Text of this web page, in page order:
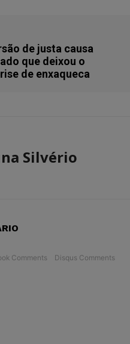
de justa causa
que deixou o
de enxaqueca
Silvério
Comments Disqus Comments